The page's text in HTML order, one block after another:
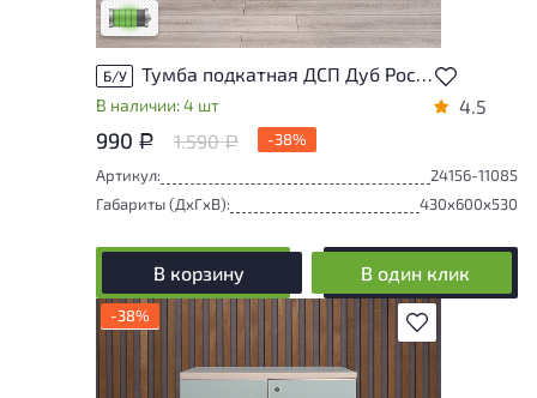
Низкая степень износа
Б/У
В наличии: 4 шт 4.5
990 Р 1.590Р
-38%
Артикул:
24156-11085
Габариты (ДxГxВ):
430x600x530
В корзину В один клик
В избранное
-38%